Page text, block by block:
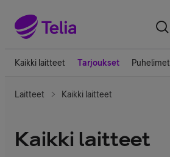
Kaikki laitteet Tarjoukset Puhelimet
Laitteet Kaikki laitteet
Kaikki laitteet